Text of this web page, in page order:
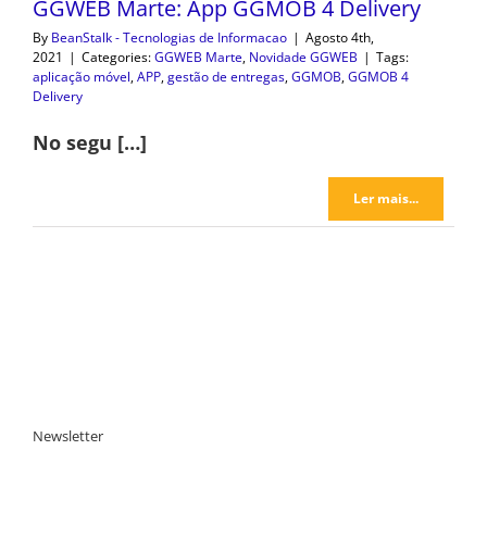
GGWEB Marte: App GGMOB 4 Delivery
By BeanStalk - Tecnologias de Informacao | Agosto 4th,
2021 | Categories:GGWEB Marte, Novidade GGWEB | Tags:
aplicação móvel,APP,gestão de entregas,GGMOB,GGMOB 4
Delivery
No segu […]
Ler mais...
Newsletter